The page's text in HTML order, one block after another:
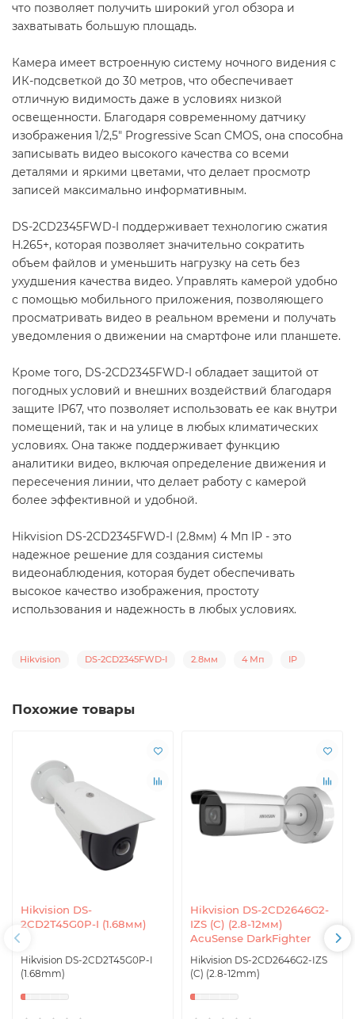
что позволяет получить широкий угол обзора и
захватывать большую площадь.
Камера имеет встроенную систему ночного видения с
ИК-подсветкой до 30 метров, что обеспечивает
отличную видимость даже в условиях низкой
освещенности. Благодаря современному датчику
изображения 1/2,5" Progressive Scan CMOS, она способна
записывать видео высокого качества со всеми
деталями и яркими цветами, что делает просмотр
записей максимально информативным.
DS-2CD2345FWD-I поддерживает технологию сжатия
H.265+, которая позволяет значительно сократить
объем файлов и уменьшить нагрузку на сеть без
ухудшения качества видео. Управлять камерой удобно
с помощью мобильного приложения, позволяющего
просматривать видео в реальном времени и получать
уведомления о движении на смартфоне или планшете.
Кроме того, DS-2CD2345FWD-I обладает защитой от
погодных условий и внешних воздействий благодаря
защите IP67, что позволяет использовать ее как внутри
помещений, так и на улице в любых климатических
условиях. Она также поддерживает функцию
аналитики видео, включая определение движения и
пересечения линии, что делает работу с камерой
более эффективной и удобной.
Hikvision DS-2CD2345FWD-I (2.8мм) 4 Мп IP - это
надежное решение для создания системы
видеонаблюдения, которая будет обеспечивать
высокое качество изображения, простоту
использования и надежность в любых условиях.
Hikvision DS-2CD2345FWD-I 2.8мм 4 Мп IP
Похожие товары
Hikvision DS-
2CD2T45G0P-I (1.68мм)
Hikvision DS-2CD2T45G0P-I
(1.68mm)
Hikvision DS-2CD2646G2-
IZS (C) (2.8-12мм)
AcuSense DarkFighter
Hikvision DS-2CD2646G2-IZS
(C) (2.8-12mm)